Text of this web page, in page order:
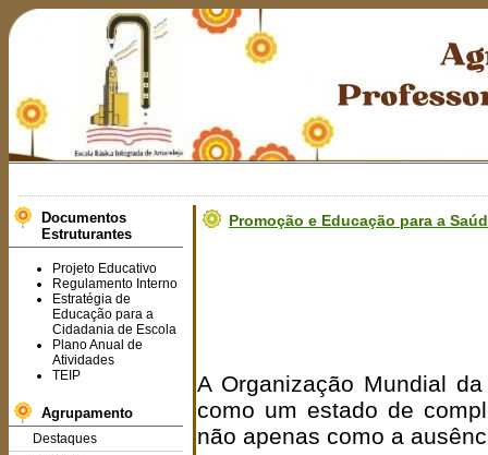
Documentos
Estruturantes
Projeto Educativo
Regulamento Interno
Estratégia de
Educação para a
Cidadania de Escola
Plano Anual de
Atividades
TEIP
Agrupamento
Destaques
Promoção e Educação para a
A Organização Mundial
como um estado de
não apenas como a